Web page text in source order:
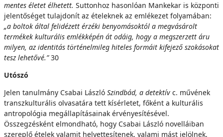
mentes életet élhetett. Suttonhoz hasonlóan Mankekar is központi
jelentőséget tulajdonít az ételeknek az emlékezet folyamában:
„a boltok által felidézett érzéki benyomásoktól a megvásárolt
termékek kulturális emlékképén át odáig, hogy a megszerzett áru
milyen, az identitás történelmileg hiteles formáit kifejező szokásokat
tesz lehetővé.”30
Utószó
Jelen tanulmány Csabai László Szindbád, a detektív c. művének
transzkulturális olvasatára tett kísérletet, főként a kulturális
antropológia megállapításainak érvényesítésével.
Összegzésként elmondható, hogy Csabai László novelláiban
szereplő ételek valamit helyettesítenek, valami mást jelölnek,